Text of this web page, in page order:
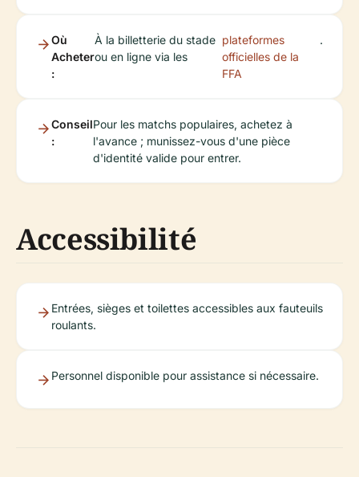
Où
Acheter
:
À la billetterie du stade
ou en ligne via les
plateformes
officielles de la
FFA
.
Conseil
:
Pour les matchs populaires, achetez à
l'avance ; munissez-vous d'une pièce
d'identité valide pour entrer.
Accessibilité
Entrées, sièges et toilettes accessibles aux fauteuils
roulants.
Personnel disponible pour assistance si nécessaire.